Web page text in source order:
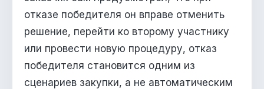
отказе победителя он вправе отменить
решение, перейти ко второму участнику
или провести новую процедуру, отказ
победителя становится одним из
сценариев закупки, а не автоматическим